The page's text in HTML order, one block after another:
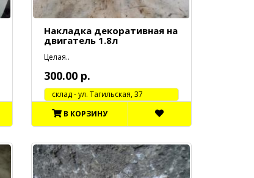
Накладка декоративная на
двигатель 1.8л
Целая..
300.00 р.
cклад - ул. Тагильская, 37
В КОРЗИНУ